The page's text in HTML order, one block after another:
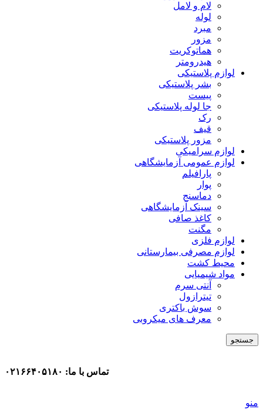
لام و لامل
لوله
مبرد
مزور
هماتوکریت
هیدرومتر
لوازم پلاستیکی
بشر پلاستیکی
پیست
جا لوله پلاستیکی
رک
قیف
مزور پلاستیکی
لوازم سرامیکی
لوازم عمومی آزمایشگاهی
پارافیلم
پوار
دماسنج
سینک آزمایشگاهی
کاغذ صافی
مگنت
لوازم فلزی
لوازم مصرفی بیمارستانی
محیط کشت
مواد شیمیایی
آنتی سرم
تیترازول
سوش باکتری
معرف های میکروبی
جستجو
تماس با ما: ۰۲۱۶۶۴۰۵۱۸۰
منو